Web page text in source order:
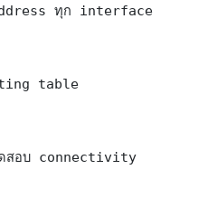
ทุก interface
table
อบ connectivity